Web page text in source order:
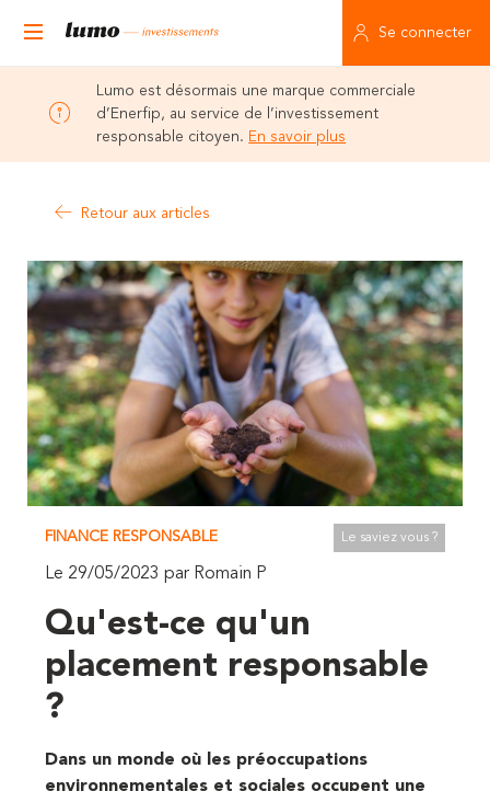
Se connecter
Lumo est désormais une marque commerciale
d’Enerfip, au service de l’investissement
responsable citoyen. En savoir plus
Retour aux articles
FINANCE RESPONSABLE Le saviez vous ?
Le 29/05/2023 par Romain P
Qu'est-ce qu'un
placement responsable
?
Dans un monde où les préoccupations
environnementales et sociales occupent une